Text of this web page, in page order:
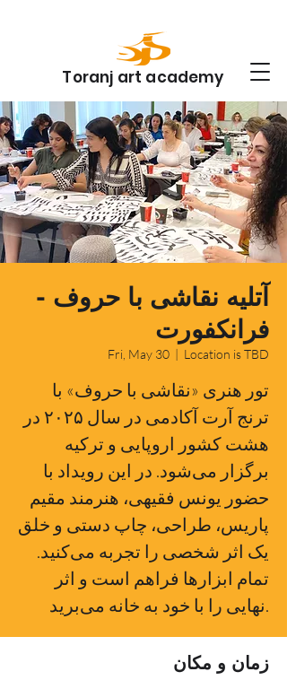
Toranj art academy
آتلیه نقاشی با حروف -
فرانکفورت
Fri, May 30
  |
Location is TBD
تور هنری «نقاشی با حروف» با
ترنج آرت آکادمی در سال ۲۰۲۵ در
هشت کشور اروپایی و ترکیه
برگزار می‌شود. در این رویداد با
حضور یونس فقیهی، هنرمند مقیم
پاریس، طراحی، چاپ دستی و خلق
یک اثر شخصی را تجربه می‌کنید.
تمام ابزارها فراهم است و اثر
زمان و مکان